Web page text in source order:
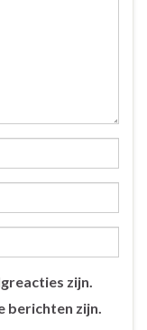
zijn.
berichten zijn.